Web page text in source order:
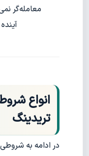
معامله‌گر
انواع
تریدینگ
در ادامه به